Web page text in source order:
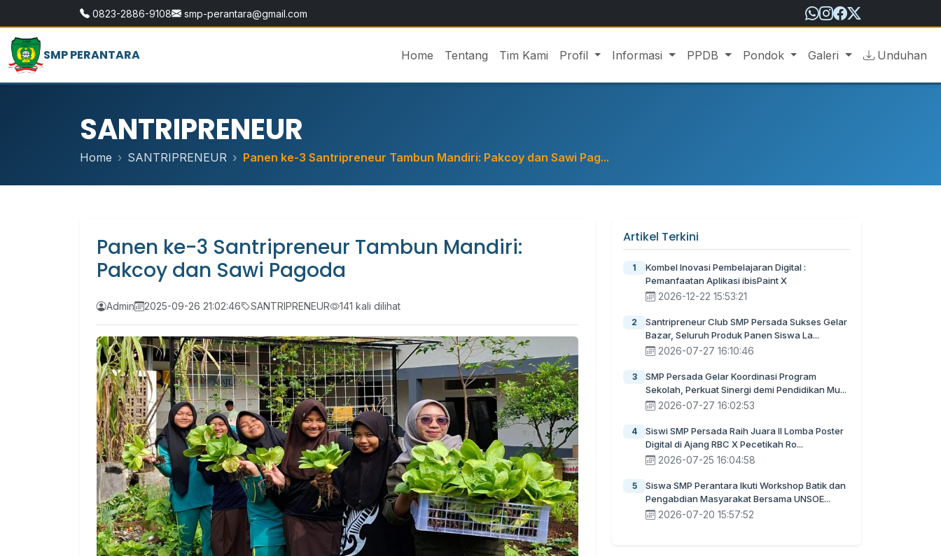
0823-2886-9108 smp-perantara@gmail.com
SMP PERANTARA Home Tentang Tim Kami Profil Informasi PPDB Pondok Galeri Unduhan
SANTRIPRENEUR
Home SANTRIPRENEUR Panen ke-3 Santripreneur Tambun Mandiri: Pakcoy dan Sawi Pag...
Panen ke-3 Santripreneur Tambun Mandiri:
Pakcoy dan Sawi Pagoda
Admin 2025-09-26 21:02:46 SANTRIPRENEUR 141 kali dilihat
Artikel Terkini
1
Kombel Inovasi Pembelajaran Digital :
Pemanfaatan Aplikasi ibisPaint X
2026-12-22 15:53:21
2
Santripreneur Club SMP Persada Sukses Gelar
Bazar, Seluruh Produk Panen Siswa La...
2026-07-27 16:10:46
3
SMP Persada Gelar Koordinasi Program
Sekolah, Perkuat Sinergi demi Pendidikan Mu...
2026-07-27 16:02:53
4
Siswi SMP Persada Raih Juara II Lomba Poster
Digital di Ajang RBC X Pecetikah Ro...
2026-07-25 16:04:58
5
Siswa SMP Perantara Ikuti Workshop Batik dan
Pengabdian Masyarakat Bersama UNSOE...
2026-07-20 15:57:52